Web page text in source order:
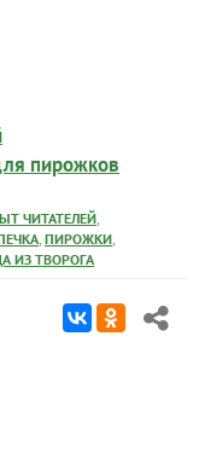
пирожков
ЧИТАТЕЛЕЙ,
, ПИРОЖКИ,
ИЗ ТВОРОГА